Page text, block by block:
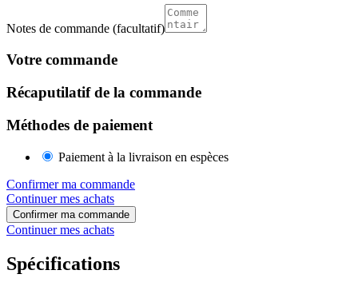
Notes de commande (facultatif)
Votre commande
Récaputilatif de la commande
Méthodes de paiement
Paiement à la livraison en espèces
Confirmer ma commande
Continuer mes achats
Confirmer ma commande
Continuer mes achats
Spécifications